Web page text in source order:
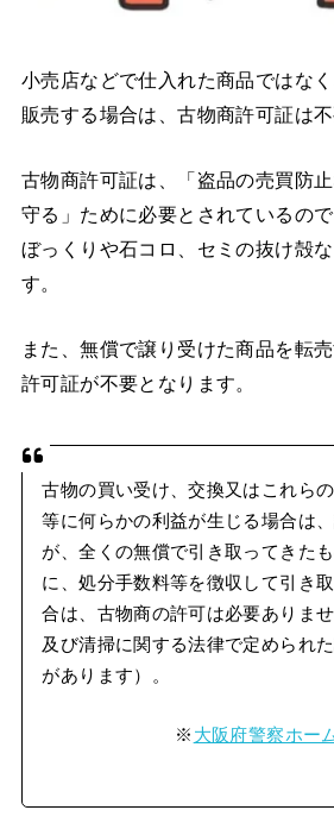
小売店などで仕入れた商品ではな
販売する場合は、古物商許可証は不
古物商許可証は、「盗品の売買防
守る」ために必要とされているの
ぼっくりや石コロ、セミの抜け殻
す。
また、無償で譲り受けた商品を転
許可証が不要となります。
古物の買い受け、交換又はこれら
等に何らかの利益が生じる場合は
が、全くの無償で引き取ってきた
に、処分手数料等を徴収して引き
合は、古物商の許可は必要ありま
及び清掃に関する法律で定められ
があります）。
※ 大阪府警察ホー